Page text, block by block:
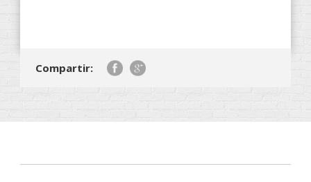
Compartir: